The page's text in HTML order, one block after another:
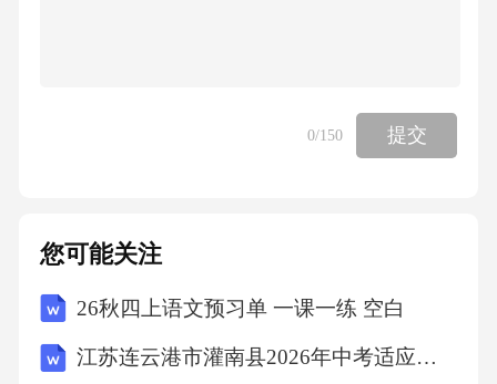
景文《罨画楼诗话》）【注】跼蹐（jújí）：拘
束而不敢放纵。10．（2分）【句读】小雯发现
佳句来？11．（2分）【理解】下面是小雯对摘
录三有关内容的概述，你认为不正确的一项是
（）A．王荆公每次到山里，都会丢弃自己的驴
0/150 提交
您可能关注
26秋四上语文预习单 一课一练 空白
江苏连云港市灌南县2026年中考适应性考试（二）八年级生物试题(文字版含答案)